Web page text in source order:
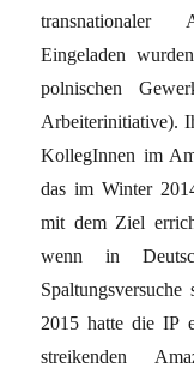
transnationaler
Eingeladen
polnischen
Arbeiterinitiative).
KollegInnen im
das im Winter
mit dem Ziel
wenn in
2015 hatte die IP
streikenden